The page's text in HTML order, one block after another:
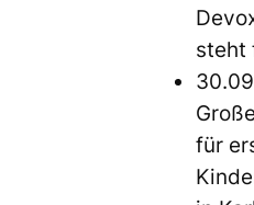
steht
für